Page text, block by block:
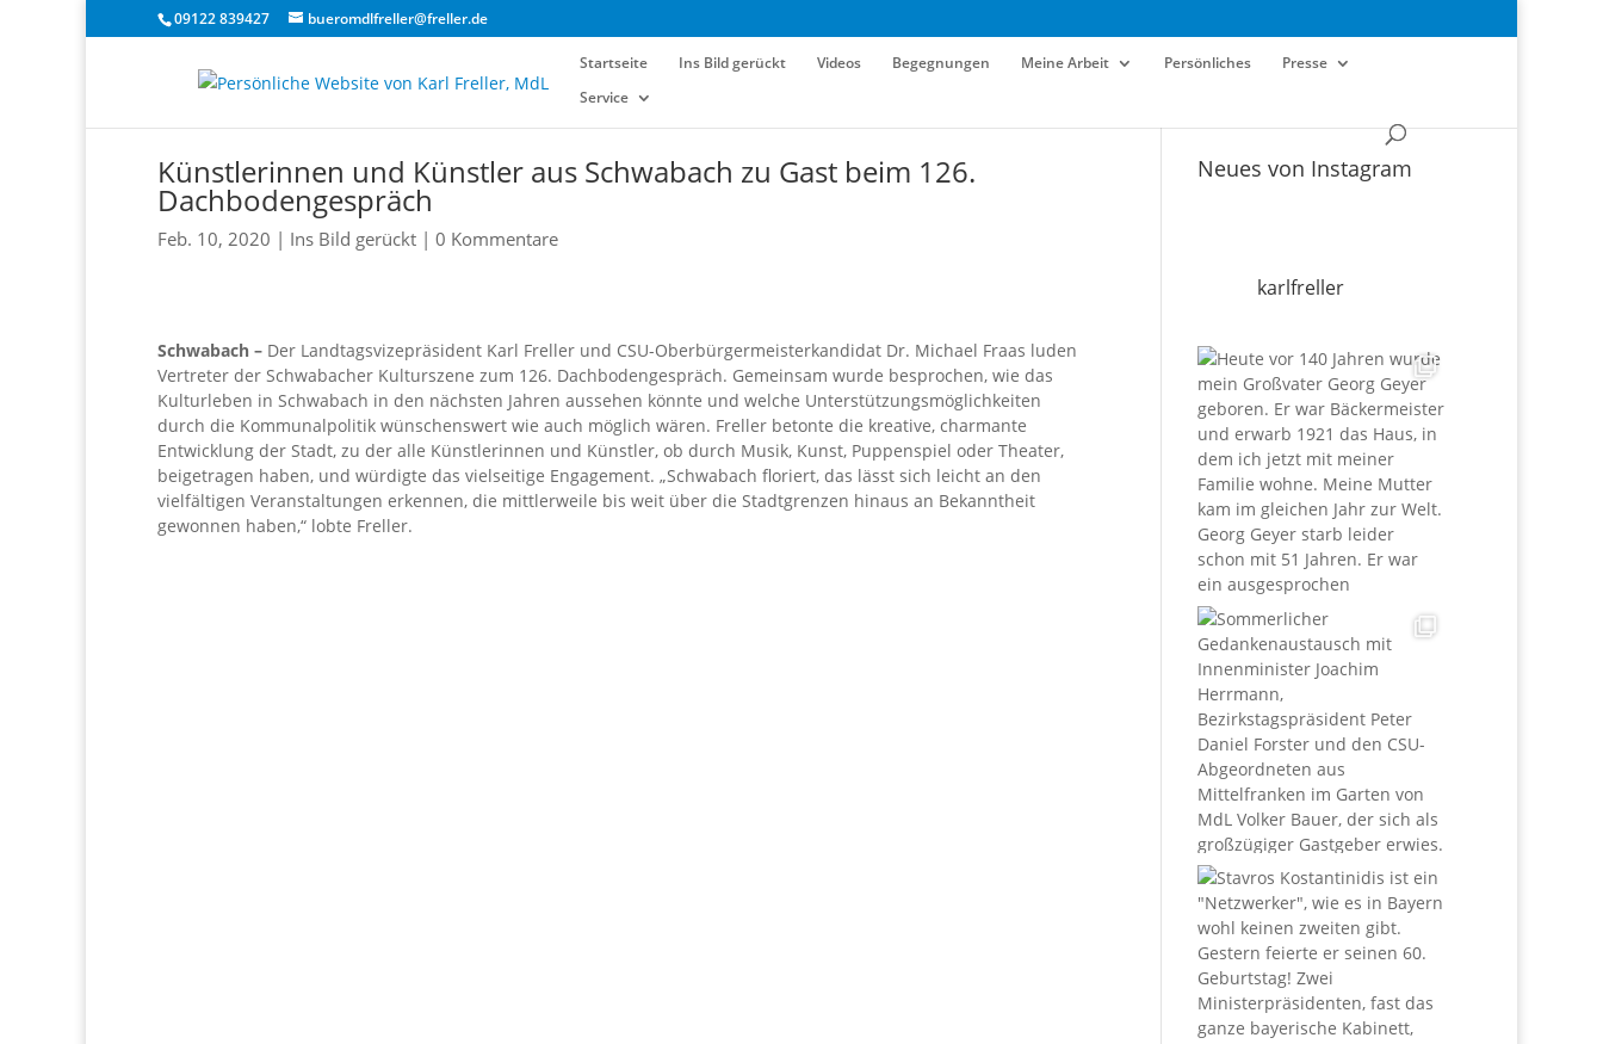
09122 839427 bueromdlfreller@freller.de
Startseite Ins Bild gerückt Videos Begegnungen Meine Arbeit Persönliches
Presse
Service
Künstlerinnen und Künstler aus Schwabach zu Gast beim 126.
Dachbodengespräch
Feb. 10, 2020 | Ins Bild gerückt | 0 Kommentare
Schwabach – Der Landtagsvizepräsident Karl Freller und CSU-Oberbürgermeisterkandidat Dr. Michael Fraas luden
Vertreter der Schwabacher Kulturszene zum 126. Dachbodengespräch. Gemeinsam wurde besprochen, wie das
Kulturleben in Schwabach in den nächsten Jahren aussehen könnte und welche Unterstützungsmöglichkeiten
durch die Kommunalpolitik wünschenswert wie auch möglich wären. Freller betonte die kreative, charmante
Entwicklung der Stadt, zu der alle Künstlerinnen und Künstler, ob durch Musik, Kunst, Puppenspiel oder Theater,
beigetragen haben, und würdigte das vielseitige Engagement. „Schwabach floriert, das lässt sich leicht an den
vielfältigen Veranstaltungen erkennen, die mittlerweile bis weit über die Stadtgrenzen hinaus an Bekanntheit
gewonnen haben,“ lobte Freller.
Neues von Instagram
karlfreller